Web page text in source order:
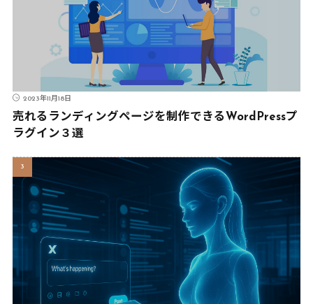
2023年11月18日
売れるランディングページを制作できるWordPressプ
ラグイン３選